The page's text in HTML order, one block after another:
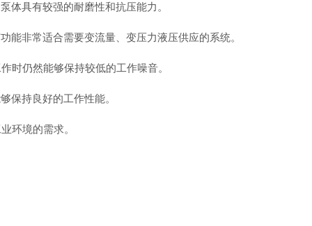
具有较强的耐磨性和抗压能力。
非常适合需要变流量、变压力液压供应的系统。
仍然能够保持较低的工作噪音。
持良好的工作性能。
环境的需求。